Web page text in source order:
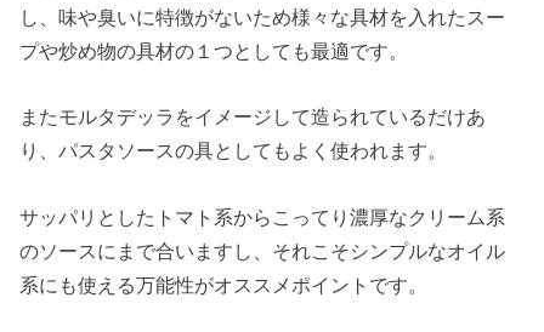
し、味や臭いに特徴がないため様々な具材を入れたスー
プや炒め物の具材の１つとしても最適です。
またモルタデッラをイメージして造られているだけあ
り、パスタソースの具としてもよく使われます。
サッパリとしたトマト系からこってり濃厚なクリーム系
のソースにまで合いますし、それこそシンプルなオイル
系にも使える万能性がオススメポイントです。